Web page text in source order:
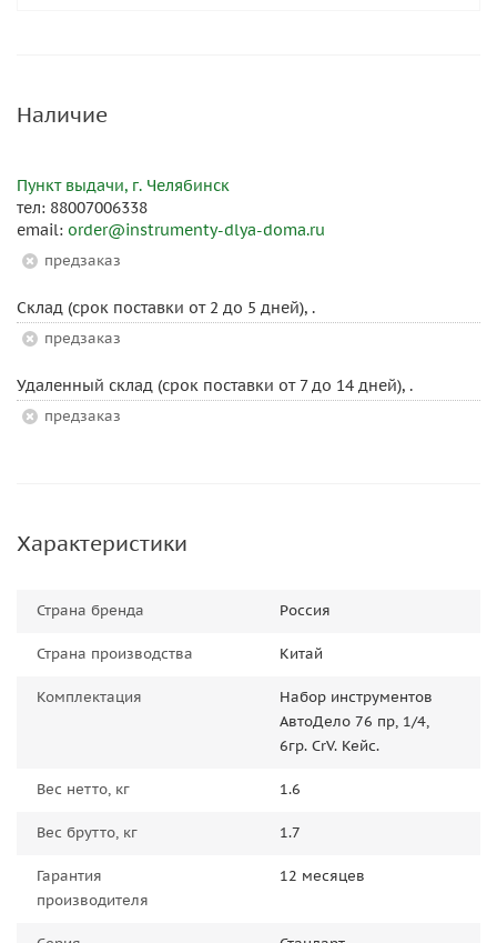
Наличие
Пункт выдачи, г. Челябинск
тел: 88007006338
email: order@instrumenty-dlya-doma.ru
Предзаказ
Склад (срок поставки от 2 до 5 дней), .
Предзаказ
Удаленный склад (срок поставки от 7 до 14 дней), .
Предзаказ
Характеристики
Страна бренда Россия
Страна производства Китай
Комплектация
Набор инструментов
АвтоДело 76 пр, 1/4,
6гр. CrV. Кейс.
Вес нетто, кг 1.6
Вес брутто, кг 1.7
Гарантия
производителя
12 месяцев